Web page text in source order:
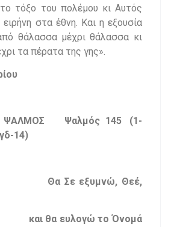
το τόξο του πολέμου κι Αυτός
ειρήνη στα έθνη. Και η εξουσία
θάλασσα μέχρι θάλασσα κι
τα πέρατα της γης».
ΨΑΛΜΟΣ Ψαλμός 145 (1-
14)
Θα Σε εξυμνώ, Θεέ,
το Όνομά